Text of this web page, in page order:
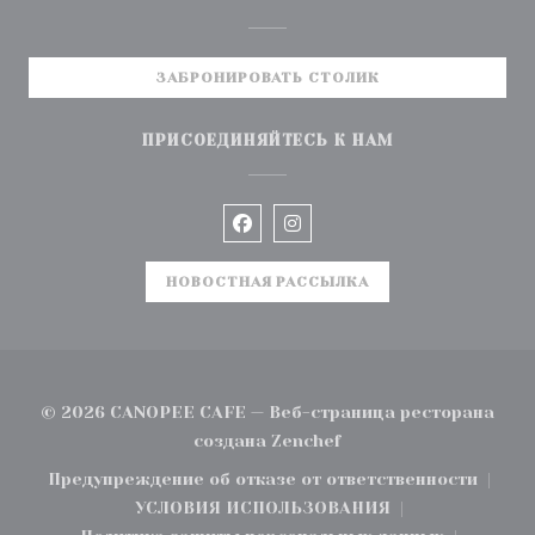
ЗАБРОНИРОВАТЬ СТОЛИК
ПРИСОЕДИНЯЙТЕСЬ К НАМ
Facebook ((открывается в
Instagram
НОВОСТНАЯ РАССЫЛКА
© 2026 CANOPEE CAFE — Веб-страница ресторана
создана Zenchef((открывается в
Предупреждение об отказе от ответственности
((открывается в новом окне))
УСЛОВИЯ ИСПОЛЬЗОВАНИЯ
((открывается в новом окне))